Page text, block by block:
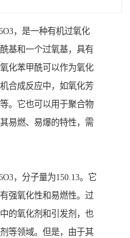
，是一种有机过氧化
基和一个过氧基，具有
化苯甲酰可以作为氧化
合成反应中，如氧化芳
。它也可以用于聚合物
易燃、易爆的特性，需
，分子量为150.13。它
强氧化性和易燃性。过
的氧化剂和引发剂，也
等领域。但是，由于其